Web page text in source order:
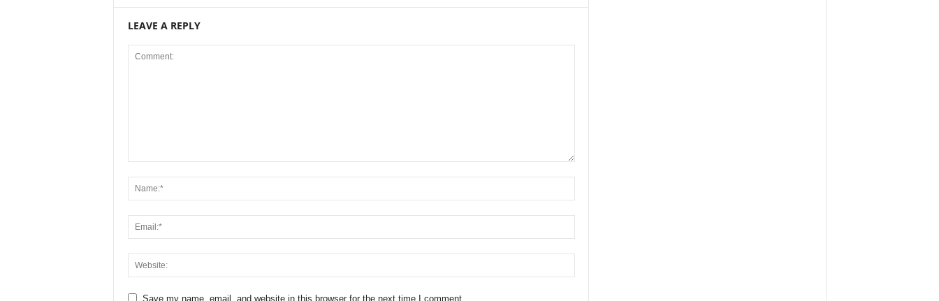
LEAVE A REPLY
Save my name, email, and website in this browser for the next time I comment.